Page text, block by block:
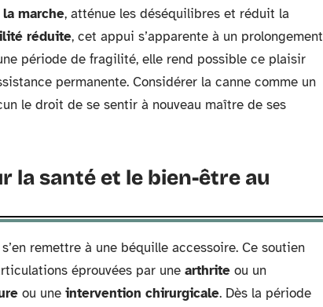
marche, atténue les déséquilibres et réduit la
réduite, cet appui s’apparente à un prolongement
période de fragilité, elle rend possible ce plaisir
permanente. Considérer la canne comme un
le droit de se sentir à nouveau maître de ses
la santé et le bien-être au
remettre à une béquille accessoire. Ce soutien
éprouvées par une arthrite ou un
ou une intervention chirurgicale. Dès la période